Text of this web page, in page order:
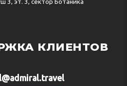
КЛИЕНТОВ